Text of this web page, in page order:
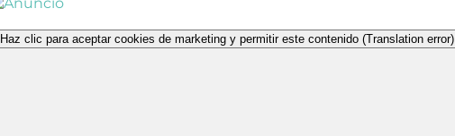
Haz clic para aceptar cookies de marketing y permitir este contenido (Translation error)